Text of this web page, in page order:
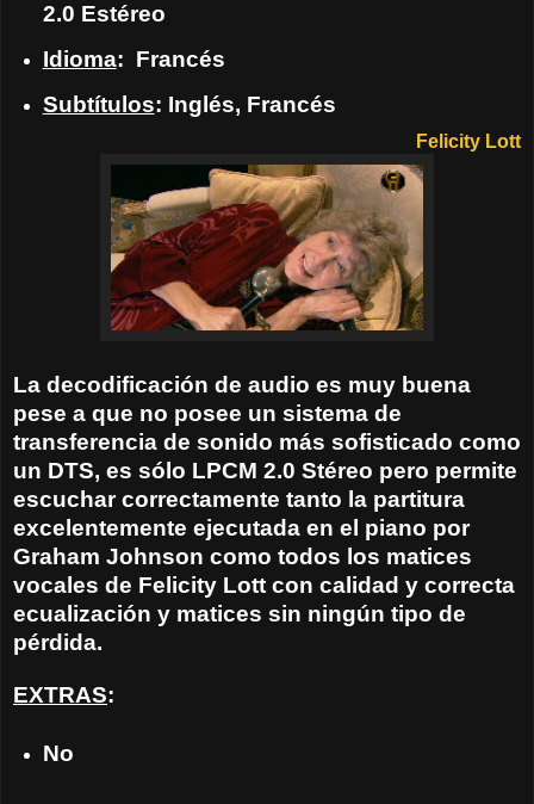
2.0 Estéreo
Idioma: Francés
Subtítulos: Inglés, Francés
Felicity Lott
La decodificación de audio es muy buena
pese a que no posee un sistema de
transferencia de sonido más sofisticado como
un DTS, es sólo LPCM 2.0 Stéreo pero permite
escuchar correctamente tanto la partitura
excelentemente ejecutada en el piano por
Graham Johnson como todos los matices
vocales de Felicity Lott con calidad y correcta
ecualización y matices sin ningún tipo de
pérdida.
EXTRAS:
No